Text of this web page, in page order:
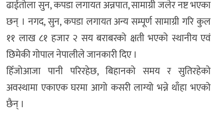
ढाईतोला सुन, कपडा लगायत अन्नपात, सामाग्री जलेर नष्ट भएका
छन् । नगद, सुन, कपडा लगायत अन्य सम्पूर्ण सामाग्री गरि कुल
११ लाख ८१ हजार २ सय बराबरको क्षती भएको स्थानीय एवं
छिमेकी गोपाल नेपालीले जानकारी दिए ।
हिँजोआजा पानी परिरहेछ, बिहानको समय र सुतिरहेको
अवस्थामा एकाएक घरमा आगो कसरी लाग्यो भन्ने थाँहा भएको
छैन् ।